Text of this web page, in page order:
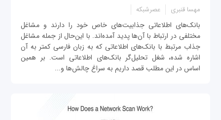
مهسا قنبری عصرشبکه
بانک‌های اطلاعاتی جذابیت‌های خاص خود را دارند و مشاغل
مختلفی در ارتباط با آن‌ها پدید آمده‌اند. با این‌حال از جمله مشاغل
جذاب مرتبط با بانک‌های اطلاعاتی که به زبان فارسی کمتر به آن
اشاره شده، شغل تحلیل‌گر بانک‌های اطلاعاتی است. بر همین
اساس در این مطلب قصد داریم به سراغ چالش‌ها و...